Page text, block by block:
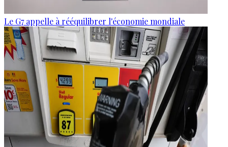
Le G7 appelle à rééquilibrer l'économie mondiale